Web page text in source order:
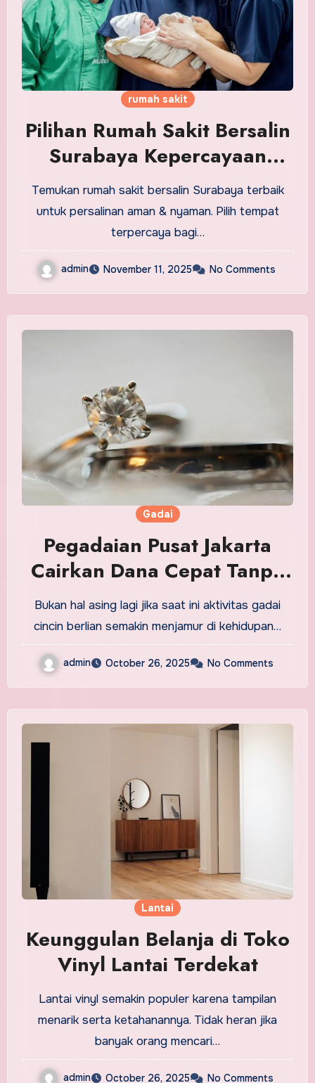
rumah sakit
Pilihan Rumah Sakit Bersalin
Surabaya Kepercayaan
Keluarga
Temukan rumah sakit bersalin Surabaya terbaik
untuk persalinan aman & nyaman. Pilih tempat
terpercaya bagi…
admin November 11, 2025 No Comments
Gadai
Pegadaian Pusat Jakarta
Cairkan Dana Cepat Tanpa
Ribet
Bukan hal asing lagi jika saat ini aktivitas gadai
cincin berlian semakin menjamur di kehidupan…
admin October 26, 2025 No Comments
Lantai
Keunggulan Belanja di Toko
Vinyl Lantai Terdekat
Lantai vinyl semakin populer karena tampilan
menarik serta ketahanannya. Tidak heran jika
banyak orang mencari…
admin October 26, 2025 No Comments